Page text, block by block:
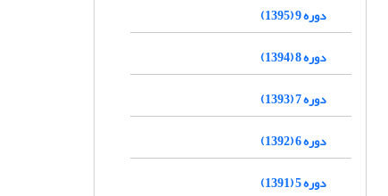
دوره 9 (1395)
دوره 8 (1394)
دوره 7 (1393)
دوره 6 (1392)
دوره 5 (1391)